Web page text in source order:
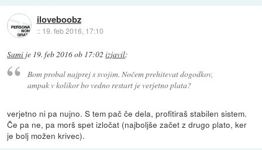
iloveboobz
:: 19. feb 2016, 17:10
Sami je 19. feb 2016 ob 17:02 izjavil:
Bom probal najprej s svojim. Nočem prehitevat dogodkov,
ampak v kolikor bo vedno restart je verjetno plata?
verjetno ni pa nujno. S tem pač če dela, profitiraš stabilen sistem.
Če pa ne, pa morš spet izločat (najboljše začet z drugo plato, ker
je bolj možen krivec).